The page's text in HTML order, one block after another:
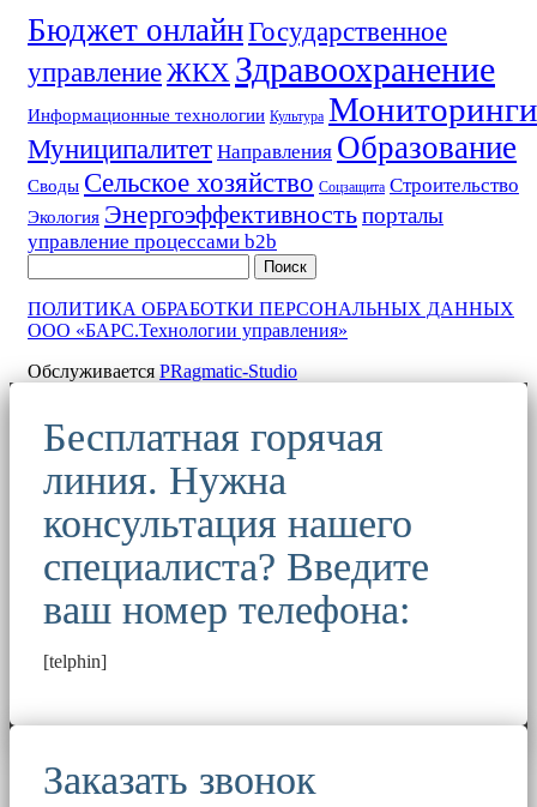
Бюджет онлайнГосударственное
управлениеЖКХЗдравоохранение
Информационные технологии Культура Мониторинги
Муниципалитет Направления Образование
Своды Сельское хозяйство Соцзащита Строительство
Экология Энергоэффективностьпорталы
управление процессами b2b
Поиск
ПОЛИТИКА ОБРАБОТКИ ПЕРСОНАЛЬНЫХ ДАННЫХ
ООО «БАРС.Технологии управления»
Обслуживается PRagmatic-Studio
Бесплатная горячая
линия. Нужна
консультация нашего
специалиста? Введите
ваш номер телефона:
[telphin]
Заказать звонок